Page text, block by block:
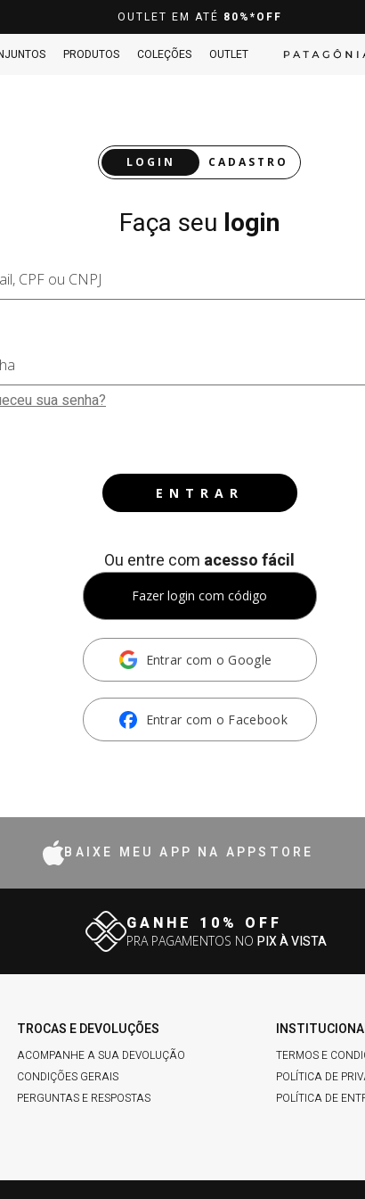
OUTLET EM ATÉ 80%*OFF
PRODUTOS COLEÇÕES OUTLET
LOGIN CADASTRO
Faça seu login
sua senha?
ENTRAR
Ou entre com acesso fácil
Fazer login com código
Entrar com o Google
Entrar com o Facebook
BAIXE MEU APP NA APPSTORE
GANHE 10% OFF
PRA PAGAMENTOS NO PIX À VISTA
TROCAS E DEVOLUÇÕES
ACOMPANHE A SUA DEVOLUÇÃO
CONDIÇÕES GERAIS
PERGUNTAS E RESPOSTAS
TERMOS E
POLÍTICA DE
POLÍTICA DE